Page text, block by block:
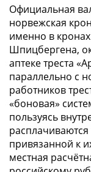
до
реформы
(1992-
1993)
после
реформы
(1997-
нв)
Юбилейные
памятные
Биметаллические
Официальная
норвежская
именно в
Шпицбергена,
аптеке треста
параллельно с
работников
«боновая»
пользуясь
привязанной к
местная